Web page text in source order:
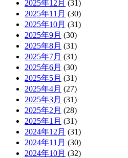
2025年12月 (31)
2025年11月 (30)
2025年10月 (31)
2025年9月 (30)
2025年8月 (31)
2025年7月 (31)
2025年6月 (30)
2025年5月 (31)
2025年4月 (27)
2025年3月 (31)
2025年2月 (28)
2025年1月 (31)
2024年12月 (31)
2024年11月 (30)
2024年10月 (32)